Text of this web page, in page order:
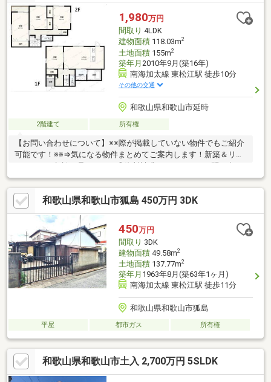
1,980万円
間取り 4LDK
建物面積118.03m2
土地面積155m2
築年月 2010年9月(築16年)
南海加太線 東松江駅 徒歩10分
その他の交通
和歌山県和歌山市延時
2階建て 所有権
【お問い合わせについて】※※際が掲載していない物件でもご紹介
可能です！※※⇒気になる物件まとめてご案内します！新築＆リフ
せは24時間受付中♪◎18時以降のご見学ご相談・オンライン対
応・女性スタッフ対応も可能♪詳細資料のご請求・物件見学のご依
頼はお気軽に「お電話」または「資料請求ボタン」からお問い合
わせください！【住宅ローン相談会開催中】初めてでご不安な
方、各借入限度額を知りたい方資金・支払い計画を立てたい方、
住み替えをお考えの方無料相談受付中です♪お気軽にお電話くださ
い！
和歌山県和歌山市狐島 450万円 3DK
450万円
間取り 3DK
建物面積49.58m2
土地面積137.77m2
築年月 1963年8月(築63年1ヶ月)
南海加太線 東松江駅 徒歩11分
和歌山県和歌山市狐島
平屋 都市ガス 所有権
和歌山県和歌山市土入 2,700万円 5SLDK